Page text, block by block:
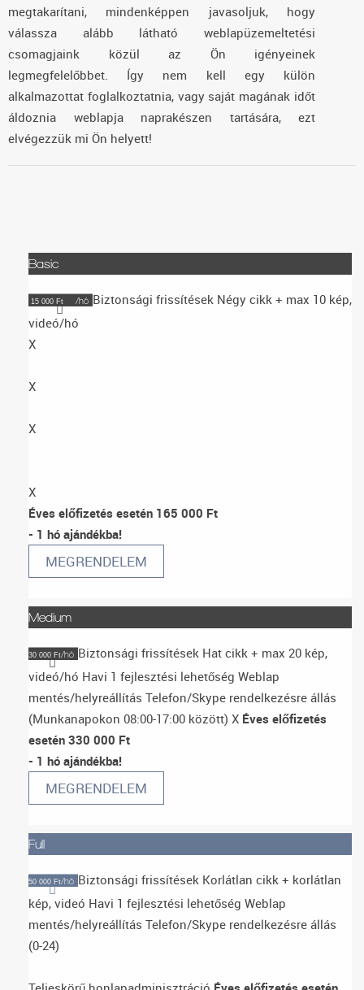
megtakarítani, mindenképpen javasoljuk, hogy
válassza alább látható weblapüzemeltetési
csomagjaink közül az Ön igényeinek
legmegfelelőbbet. Így nem kell egy külön
alkalmazottat foglalkoztatnia, vagy saját magának időt
áldoznia weblapja naprakészen tartására, ezt
elvégezzük mi Ön helyett!
Basic
15 000 Ft /hó Biztonsági frissítések Négy cikk + max 10 kép,
videó/hó
X
X
X
X
Éves előfizetés esetén 165 000 Ft
- 1 hó ajándékba!
MEGRENDELEM
Medium
30 000 Ft/hó Biztonsági frissítések Hat cikk + max 20 kép,
videó/hó Havi 1 fejlesztési lehetőség Weblap
mentés/helyreállítás Telefon/Skype rendelkezésre állás
(Munkanapokon 08:00-17:00 között) X Éves előfizetés
esetén 330 000 Ft
- 1 hó ajándékba!
MEGRENDELEM
Full
50 000 Ft/hó Biztonsági frissítések Korlátlan cikk + korlátlan
kép, videó Havi 1 fejlesztési lehetőség Weblap
mentés/helyreállítás Telefon/Skype rendelkezésre állás
(0-24)